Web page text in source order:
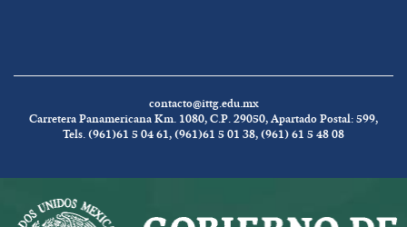
contacto@ittg.edu.mx
Carretera Panamericana Km. 1080, C.P. 29050, Apartado Postal: 599,
Tels. (961)61 5 04 61, (961)61 5 01 38, (961) 61 5 48 08